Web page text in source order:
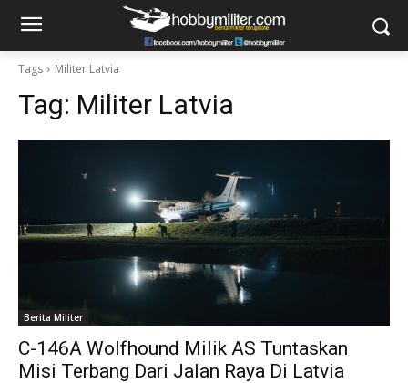
Tags Militer Latvia
Tag: Militer Latvia
Berita Militer
C-146A Wolfhound Milik AS Tuntaskan
Misi Terbang Dari Jalan Raya Di Latvia